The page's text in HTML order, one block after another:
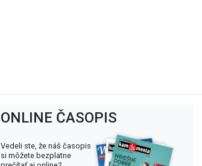
ONLINE ČASOPIS
Vedeli ste, že náš časopis
si môžete bezplatne